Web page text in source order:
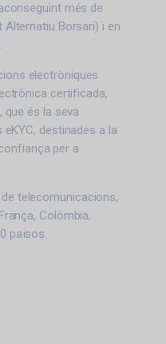
més de
Borsari) i en
electròniques
certificada,
és la seva
destinades a la
per a
telecomunicacions,
Colòmbia,
països.